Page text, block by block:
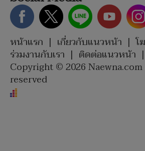
หน้าแรก | เกี่ยวกับแนวหน้า | โ
ร่วมงานกับเรา | ติดต่อแนวหน้า |
Copyright © 2026
reserved